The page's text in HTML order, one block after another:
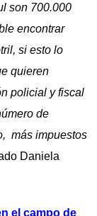
son 700.000
encontrar
si esto lo
quieren
policial y fiscal
de
más impuestos
Daniela
el campo de